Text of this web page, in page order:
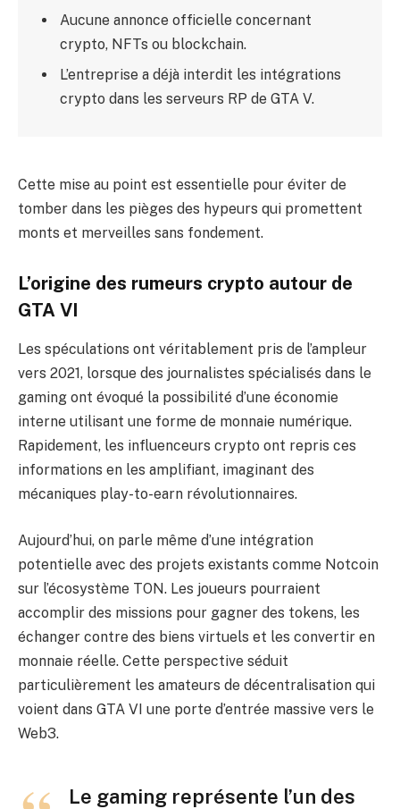
Aucune annonce officielle concernant
crypto, NFTs ou blockchain.
L’entreprise a déjà interdit les intégrations
crypto dans les serveurs RP de GTA V.
Cette mise au point est essentielle pour éviter de
tomber dans les pièges des hypeurs qui promettent
monts et merveilles sans fondement.
L’origine des rumeurs crypto autour de
GTA VI
Les spéculations ont véritablement pris de l’ampleur
vers 2021, lorsque des journalistes spécialisés dans le
gaming ont évoqué la possibilité d’une économie
interne utilisant une forme de monnaie numérique.
Rapidement, les influenceurs crypto ont repris ces
informations en les amplifiant, imaginant des
mécaniques play-to-earn révolutionnaires.
Aujourd’hui, on parle même d’une intégration
potentielle avec des projets existants comme Notcoin
sur l’écosystème TON. Les joueurs pourraient
accomplir des missions pour gagner des tokens, les
échanger contre des biens virtuels et les convertir en
monnaie réelle. Cette perspective séduit
particulièrement les amateurs de décentralisation qui
voient dans GTA VI une porte d’entrée massive vers le
Web3.
Le gaming représente l’un des